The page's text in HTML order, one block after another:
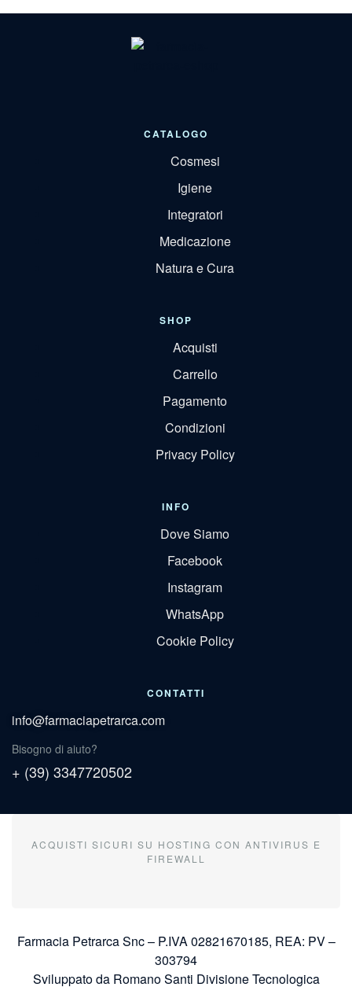
CATALOGO
Cosmesi
Igiene
Integratori
Medicazione
Natura e Cura
SHOP
Acquisti
Carrello
Pagamento
Condizioni
Privacy Policy
INFO
Dove Siamo
Facebook
Instagram
WhatsApp
Cookie Policy
CONTATTI
info@farmaciapetrarca.com
Bisogno di aiuto?
+ (39) 3347720502
ACQUISTI SICURI SU HOSTING CON ANTIVIRUS E
FIREWALL
Farmacia Petrarca Snc – P.IVA 02821670185, REA: PV –
303794
Sviluppato da Romano Santi Divisione Tecnologica